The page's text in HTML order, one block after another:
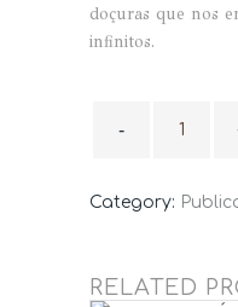
doçuras que nos
infinitos.
QUATRO
CAPITULO
quantity
Category:
RELATED